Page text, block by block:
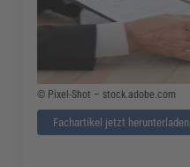
© Pixel-Shot – stock.adobe.com
Fachartikel jetzt herunterladen